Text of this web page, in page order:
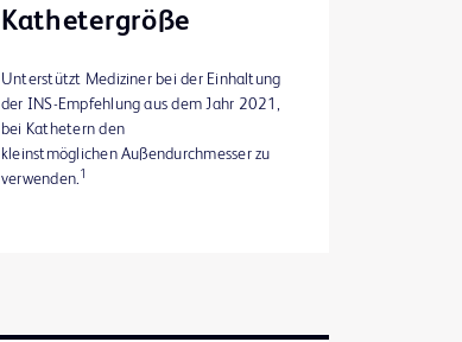
Kathetergröße
Unterstützt Mediziner bei der Einhaltung
der INS-Empfehlung aus dem Jahr 2021,
bei Kathetern den
kleinstmöglichen Außendurchmesser zu
verwenden. 1